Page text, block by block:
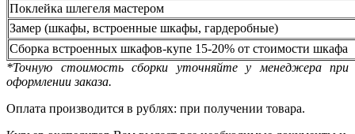
Поклейка шлегеля мастером
Замер (шкафы, встроенные шкафы, гардеробные)
Сборка встроенных шкафов-купе 15-20% от стоимости шкафа
*Точную стоимость сборки уточняйте у менеджера при
оформлении заказа.
Оплата производится в рублях: при получении товара.